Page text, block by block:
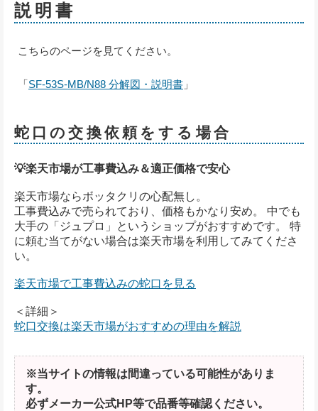
説明書
こちらのページを見てください。
「SF-53S-MB/N88 分解図・説明書 」
蛇口の交換依頼をする場合
💡楽天市場が工事費込み＆適正価格で安心
楽天市場ならボッタクリの心配無し。
工事費込みで売られており、価格もかなり安め。 中でも
大手の「ジュプロ」というショップがおすすめです。 特
に頼む当てがない場合は楽天市場を利用してみてくださ
い。
楽天市場で工事費込みの蛇口を見る
＜詳細＞
蛇口交換は楽天市場がおすすめの理由を解説
※当サイトの情報は間違っている可能性がありま
す。
必ずメーカー公式HP等で品番等確認ください。